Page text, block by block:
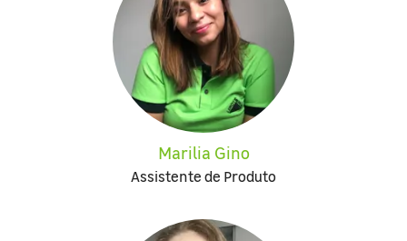
Marilia Gino
Assistente de Produto